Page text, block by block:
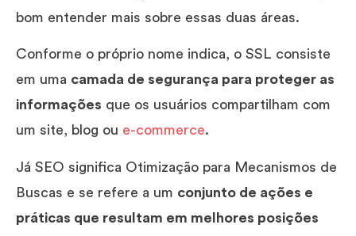
bom entender mais sobre essas duas áreas.
Conforme o próprio nome indica, o SSL consiste
em uma camada de segurança para proteger as
informações que os usuários compartilham com
um site, blog ou e-commerce.
Já SEO significa Otimização para Mecanismos de
Buscas e se refere a um conjunto de ações e
práticas que resultam em melhores posições